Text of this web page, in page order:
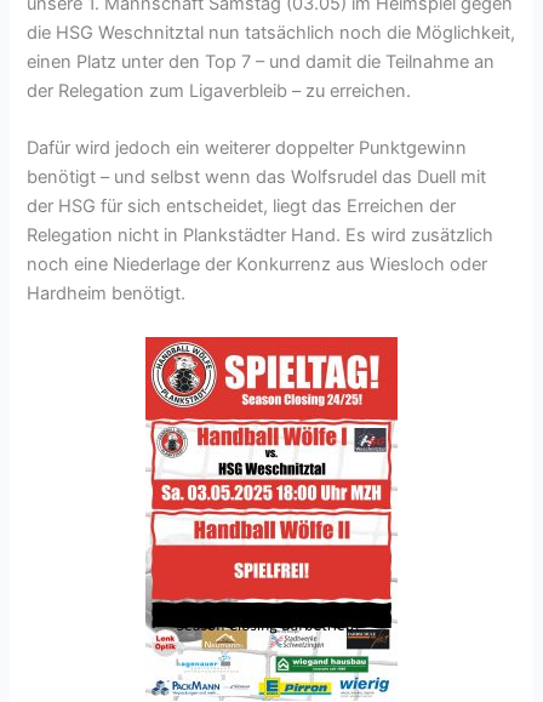
die HSG Weschnitztal nun tatsächlich noch die Möglichkeit,
einen Platz unter den Top 7 – und damit die Teilnahme an
der Relegation zum Ligaverbleib – zu erreichen.
Dafür wird jedoch ein weiterer doppelter Punktgewinn
benötigt – und selbst wenn das Wolfsrudel das Duell mit
der HSG für sich entscheidet, liegt das Erreichen der
Relegation nicht in Plankstädter Hand. Es wird zusätzlich
noch eine Niederlage der Konkurrenz aus Wiesloch oder
Hardheim benötigt.